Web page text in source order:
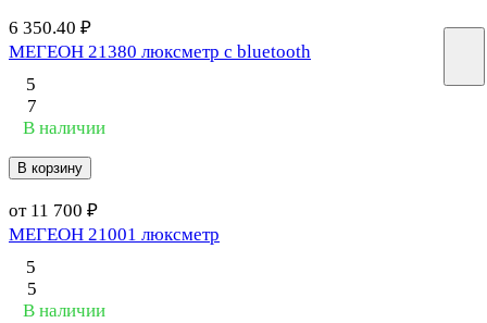
6 350.40 ₽
МЕГЕОН 21380 люксметр с bluetooth
5
7
В наличии
В корзину
от 11 700 ₽
МЕГЕОН 21001 люксметр
5
5
В наличии